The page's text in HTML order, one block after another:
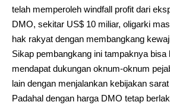
telah memperoleh windfall profit dari
DMO, sekitar US$ 10 miliar, oligarki
hak rakyat dengan membangkang
Sikap pembangkang ini tampaknya bisa
mendapat dukungan oknum-oknum
lain dengan menjalankan kebijakan
Padahal dengan harga DMO tetap